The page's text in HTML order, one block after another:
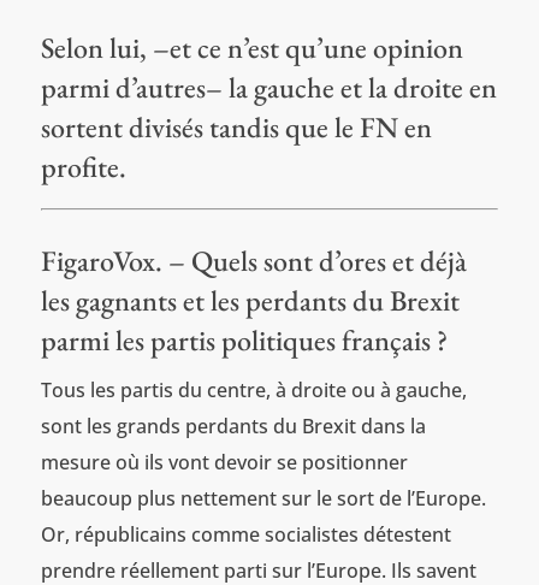
Selon lui, –et ce n’est qu’une opinion
parmi d’autres– la gauche et la droite en
sortent divisés tandis que le FN en
profite.
FigaroVox. – Quels sont d’ores et déjà
les gagnants et les perdants du Brexit
parmi les partis politiques français ?
Tous les partis du centre, à droite ou à gauche,
sont les grands perdants du Brexit dans la
mesure où ils vont devoir se positionner
beaucoup plus nettement sur le sort de l’Europe.
Or, républicains comme socialistes détestent
prendre réellement parti sur l’Europe. Ils savent